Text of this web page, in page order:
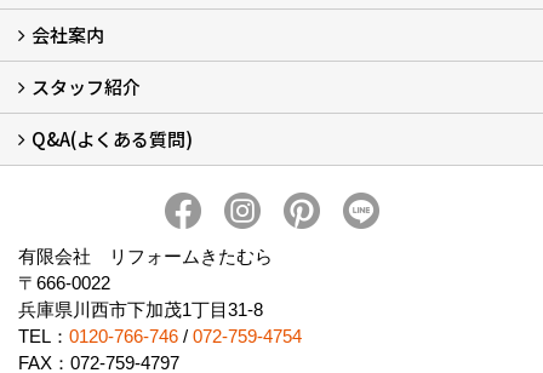
窓リフォームについて (5)
・内窓設置-LIXILインプラス
・内窓設置-AGCまどまど
・窓交換
・エコガラス交換
・防犯・防災ガラス交換
会社案内
会社概要 (2)
ブログ
アクセス
施工エリア
施工までの流れ
SNSインフォメーション
チャット機能
オンライン打合わせ
補助金について (2)
スタッフ紹介
スタッフ紹介
Q&A(よくある質問)
有限会社 リフォームきたむら
〒666-0022
兵庫県川西市下加茂1丁目31-8
TEL： 0120-766-746 / 072-759-4754
FAX：072-759-4797